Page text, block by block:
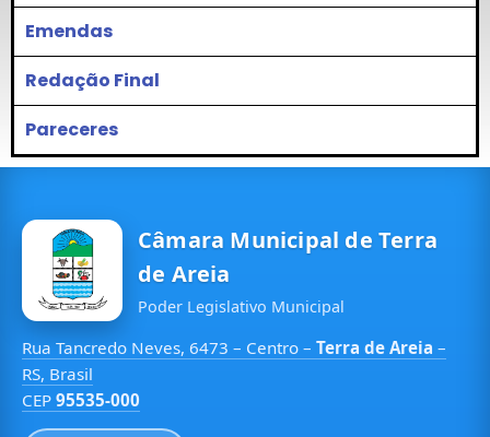
Emendas
Redação Final
Pareceres
Câmara Municipal de Terra
de Areia
Poder Legislativo Municipal
Rua Tancredo Neves, 6473 – Centro – Terra de Areia –
RS, Brasil
CEP 95535-000